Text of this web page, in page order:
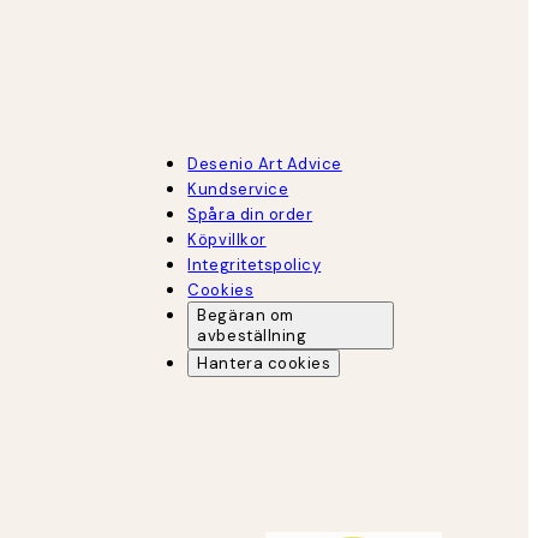
Desenio Art Advice
Kundservice
Spåra din order
Köpvillkor
Integritetspolicy
Cookies
Begäran om
avbeställning
Hantera cookies